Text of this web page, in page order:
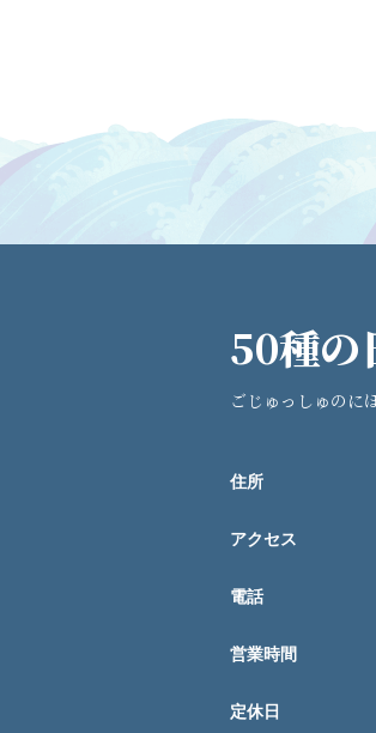
50種
ごじゅっしゅの
住所
アクセス
電話
営業時間
定休日